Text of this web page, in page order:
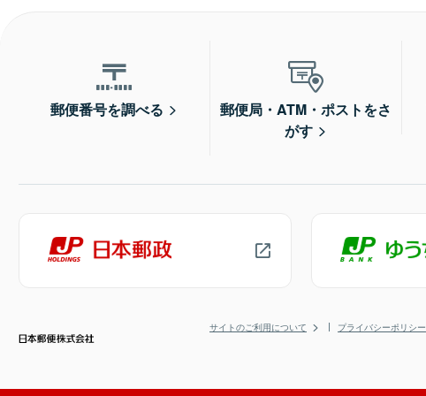
郵便番号を調べる
郵便局・ATM・ポストをさ
がす
サイトのご利用について プライバシーポリシー